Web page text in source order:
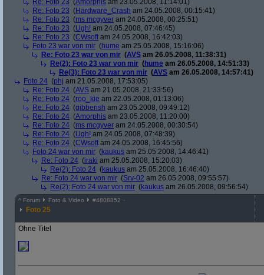
Re: Foto 23 (Amorphis am 23.05.2008, 11:14:01)
Re: Foto 23 (Hardware_Crash am 24.05.2008, 00:15:41)
Re: Foto 23 (ms mcgyver am 24.05.2008, 00:25:51)
Re: Foto 23 (Ugh! am 24.05.2008, 07:46:45)
Re: Foto 23 (CWsoft am 24.05.2008, 16:42:03)
Foto 23 war von mir (hume am 25.05.2008, 15:16:06)
Re: Foto 23 war von mir (AVS am 26.05.2008, 11:38:31)
Re(2): Foto 23 war von mir (hume am 26.05.2008, 14:51:33)
Re(3): Foto 23 war von mir (AVS am 26.05.2008, 14:57:41)
Foto 24 (phj am 21.05.2008, 17:53:05)
Re: Foto 24 (AVS am 21.05.2008, 21:33:56)
Re: Foto 24 (roo_kie am 22.05.2008, 01:13:06)
Re: Foto 24 (gibberish am 23.05.2008, 09:49:12)
Re: Foto 24 (Amorphis am 23.05.2008, 11:20:00)
Re: Foto 24 (ms mcgyver am 24.05.2008, 00:30:54)
Re: Foto 24 (Ugh! am 24.05.2008, 07:48:39)
Re: Foto 24 (CWsoft am 24.05.2008, 16:45:56)
Foto 24 war von mir (kaukus am 25.05.2008, 14:46:41)
Re: Foto 24 (iraki am 25.05.2008, 15:20:03)
Re(2): Foto 24 (kaukus am 25.05.2008, 16:46:40)
Re: Foto 24 war von mir (Srv-02 am 26.05.2008, 09:55:57)
Re(2): Foto 24 war von mir (kaukus am 26.05.2008, 09:56:54)
^ Forum Foto & Video #4808852
Foto 25
Ohne Titel